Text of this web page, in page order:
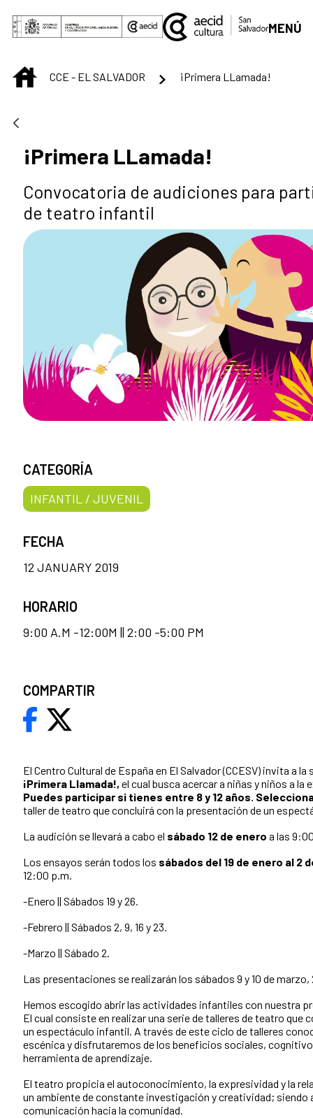
Skip to Main Content
MENÚ
INICIOCCE - EL SALVADOR ¡Primera LLamada!
¡Primera LLamada!
Convocatoria de audiciones para
de teatro infantil
El Centro Cultural de España en El Salvador (CCESV) invita a
¡Primera Llamada!, el cual busca acercar a niñas y niños a
Puedes participar si tienes entre 8 y 12 años.
taller de teatro que concluirá con la presentación de un
La audición se llevará a cabo el sábado 12 de enero a las
Los ensayos serán todos los sábados del 19 de enero al 2
12:00 p.m.
-Enero || Sábados 19 y 26.
-Febrero || Sábados 2, 9, 16 y 23.
-Marzo || Sábado 2.
Las presentaciones se realizarán los sábados 9 y 10 de marzo,
Hemos escogido abrir las actividades infantiles con nuestra
El cual consiste en realizar una serie de talleres de teatro que
un espectáculo infantil. A través de este ciclo de talleres
escénica y disfrutaremos de los beneficios sociales,
herramienta de aprendizaje.
El teatro propicia el autoconocimiento, la expresividad y la
un ambiente de constante investigación y creatividad; siendo
comunicación hacia la comunidad.
CATEGORÍA
INFANTIL / JUVENIL
FECHA
12 JANUARY 2019
HORARIO
9:00 A.M -12:00M || 2:00 -5:00 PM
COMPARTIR